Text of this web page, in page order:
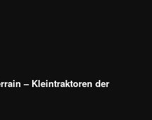
– Kleintraktoren der